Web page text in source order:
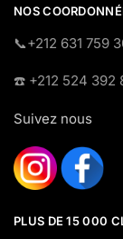
NOS
​📞+212 631 759
☎️​ +212 524 392
Suivez nous
PLUS DE 15 000